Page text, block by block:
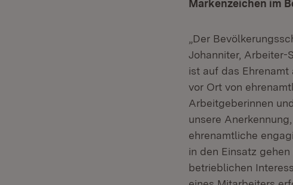
Markenzeichen im
„Der
Johanniter, Arbeiter-
ist auf das
vor Ort von
Arbeitgeberinnen
unsere
ehrenamtliche
in den Einsatz
betrieblichen